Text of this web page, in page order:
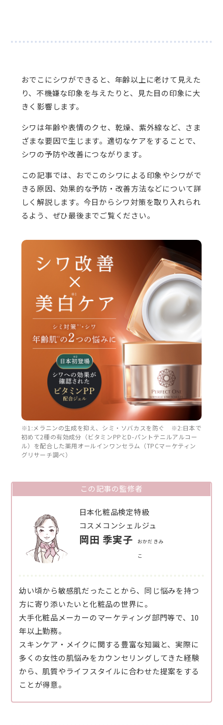
おでこにシワができると、年齢以上に老けて見えた
り、不機嫌な印象を与えたりと、見た目の印象に大
きく影響します。
シワは年齢や表情のクセ、乾燥、紫外線など、さま
ざまな要因で生じます。適切なケアをすることで、
シワの予防や改善につながります。
この記事では、おでこのシワによる印象やシワがで
きる原因、効果的な予防・改善方法などについて詳
しく解説します。今日からシワ対策を取り入れられ
るよう、ぜひ最後までご覧ください。
※1:メラニンの生成を抑え、シミ・ソバカスを防ぐ ※2:日本で
初めて2種の有効成分（ビタミンPPとD-パントテニルアルコー
ル）を配合した薬用オールインワンセラム（TPCマーケティン
グリサーチ調べ）
この記事の監修者
日本化粧品検定特級
コスメコンシェルジュ
岡田 季実子 おかだ きみ
こ
幼い頃から敏感肌だったことから、同じ悩みを持つ
方に寄り添いたいと化粧品の世界に。
大手化粧品メーカーのマーケティング部門等で、10
年以上勤務。
スキンケア・メイクに関する豊富な知識と、実際に
多くの女性の肌悩みをカウンセリングしてきた経験
から、肌質やライフスタイルに合わせた提案をする
ことが得意。